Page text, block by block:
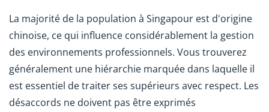
La majorité de la population à Singapour est d'origine
chinoise, ce qui influence considérablement la gestion
des environnements professionnels. Vous trouverez
généralement une hiérarchie marquée dans laquelle il
est essentiel de traiter ses supérieurs avec respect. Les
désaccords ne doivent pas être exprimés